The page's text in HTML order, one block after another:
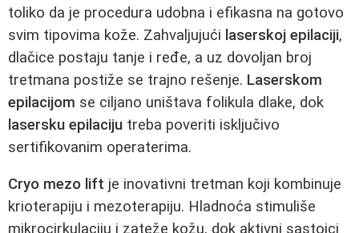
toliko da je procedura udobna i efikasna na gotovo
svim tipovima kože. Zahvaljujući laserskoj epilaciji,
dlačice postaju tanje i ređe, a uz dovoljan broj
tretmana postiže se trajno rešenje. Laserskom
epilacijom se ciljano uništava folikula dlake, dok
lasersku epilaciju treba poveriti isključivo
sertifikovanim operaterima.
Cryo mezo lift je inovativni tretman koji kombinuje
krioterapiju i mezoterapiju. Hladnoća stimuliše
mikrocirkulaciju i zateže kožu, dok aktivni sastojci